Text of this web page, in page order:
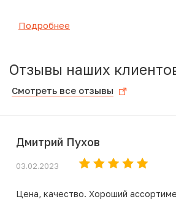
Подробнее
Отзывы наших
Смотреть все отзывы
Дмитрий Пухов
03.02.2023
Цена, качество. Хороший